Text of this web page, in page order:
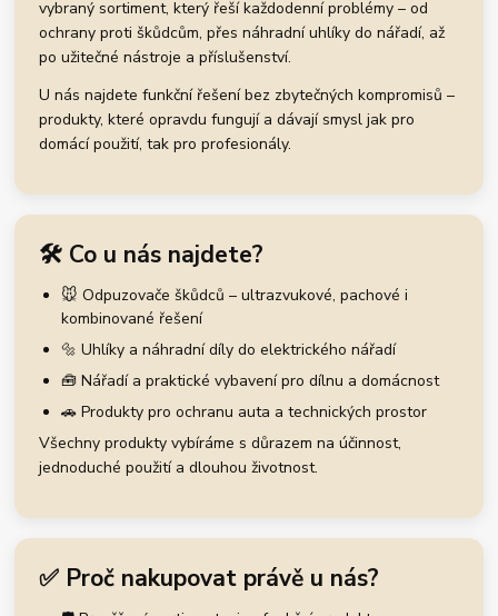
vybraný sortiment, který řeší každodenní problémy – od
ochrany proti škůdcům, přes náhradní uhlíky do nářadí, až
po užitečné nástroje a příslušenství.
U nás najdete funkční řešení bez zbytečných kompromisů –
produkty, které opravdu fungují a dávají smysl jak pro
domácí použití, tak pro profesionály.
🛠️ Co u nás najdete?
🐭 Odpuzovače škůdců – ultrazvukové, pachové i
kombinované řešení
🔩 Uhlíky a náhradní díly do elektrického nářadí
🧰 Nářadí a praktické vybavení pro dílnu a domácnost
🚗 Produkty pro ochranu auta a technických prostor
Všechny produkty vybíráme s důrazem na účinnost,
jednoduché použití a dlouhou životnost.
✅ Proč nakupovat právě u nás?